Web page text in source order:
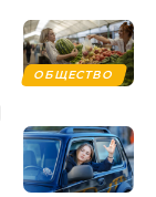
ОБЩЕСТВО